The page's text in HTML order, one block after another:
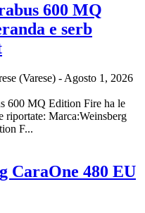
600 MQ
e serb
(Varese) - Agosto 1, 2026
600 MQ Edition Fire ha le
riportate: Marca:Weinsberg
F...
CaraOne 480 EU